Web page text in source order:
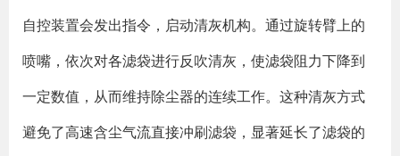
自控装置会发出指令，启动清灰机构。通过旋转臂上的
喷嘴，依次对各滤袋进行反吹清灰，使滤袋阻力下降到
一定数值，从而维持除尘器的连续工作。这种清灰方式
避免了高速含尘气流直接冲刷滤袋，显著延长了滤袋的